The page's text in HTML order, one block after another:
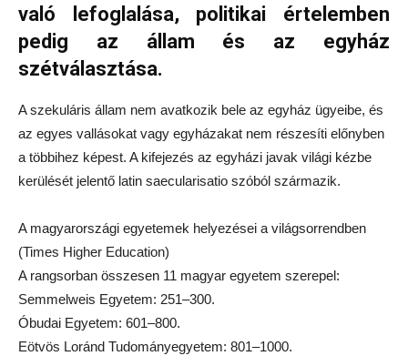
való lefoglalása, politikai értelemben
pedig az állam és az egyház
szétválasztása.
A szekuláris állam nem avatkozik bele az egyház ügyeibe, és
az egyes vallásokat vagy egyházakat nem részesíti előnyben
a többihez képest. A kifejezés az egyházi javak világi kézbe
kerülését jelentő latin saecularisatio szóból származik.
A magyarországi egyetemek helyezései a világsorrendben
(Times Higher Education)
A rangsorban összesen 11 magyar egyetem szerepel:
Semmelweis Egyetem: 251–300.
Óbudai Egyetem: 601–800.
Eötvös Loránd Tudományegyetem: 801–1000.